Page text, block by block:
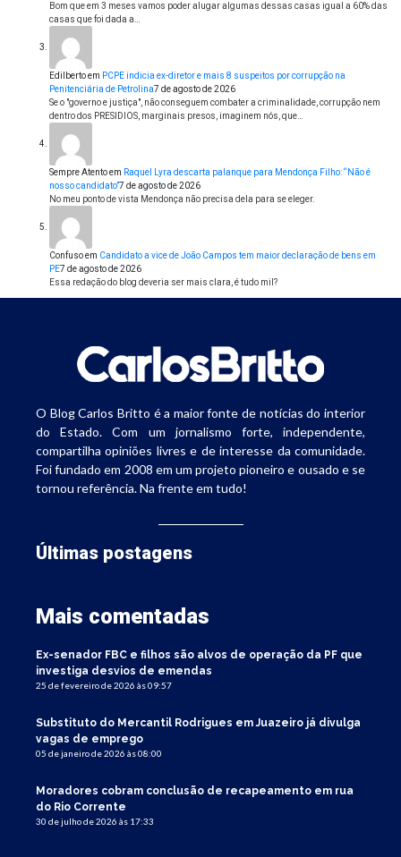
Bom que em 3 meses vamos poder alugar algumas dessas casas igual a 60% das
casas que foi dada a…
Edilbertoem PCPE indicia ex-diretor e mais 8 suspeitos por corrupção na
Penitenciária de Petrolina7 de agosto de 2026
Se o "governo e justiça", não conseguem combater a criminalidade, corrupção nem
dentro dos PRESIDIOS, marginais presos, imaginem nós, que…
Sempre Atentoem Raquel Lyra descarta palanque para Mendonça Filho: “Não é
nosso candidato”7 de agosto de 2026
No meu ponto de vista Mendonça não precisa dela para se eleger.
Confusoem Candidato a vice de João Campos tem maior declaração de bens em
PE7 de agosto de 2026
Essa redação do blog deveria ser mais clara, é tudo mil?
O Blog Carlos Britto é a maior fonte de notícias do interior
do Estado. Com um jornalismo forte, independente,
compartilha opiniões livres e de interesse da comunidade.
Foi fundado em 2008 em um projeto pioneiro e ousado e se
tornou referência. Na frente em tudo!
Últimas postagens
Mais comentadas
Ex-senador FBC e filhos são alvos de operação da PF que
investiga desvios de emendas
25 de fevereiro de 2026 às 09:57
Substituto do Mercantil Rodrigues em Juazeiro já divulga
vagas de emprego
05 de janeiro de 2026 às 08:00
Moradores cobram conclusão de recapeamento em rua
do Rio Corrente
30 de julho de 2026 às 17:33